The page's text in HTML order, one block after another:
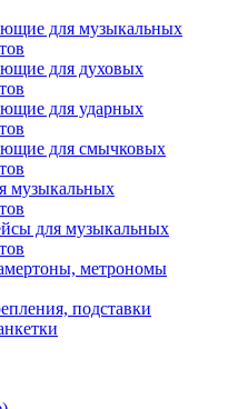
для музыкальных
для духовых
для ударных
для смычковых
музыкальных
для музыкальных
метрономы
подставки